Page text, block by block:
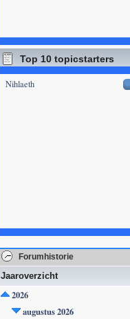
Top 10 topicstarters
Nihlaeth
Forumhistorie
Jaaroverzicht
2026
augustus 2026